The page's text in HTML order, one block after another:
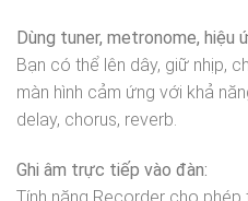
Dùng tuner, metronome, hiệu
Bạn có thể lên dây, giữ nhịp,
màn hình cảm ứng với khả
delay, chorus, reverb.
Ghi âm trực tiếp vào đàn:
Tính năng Recorder cho